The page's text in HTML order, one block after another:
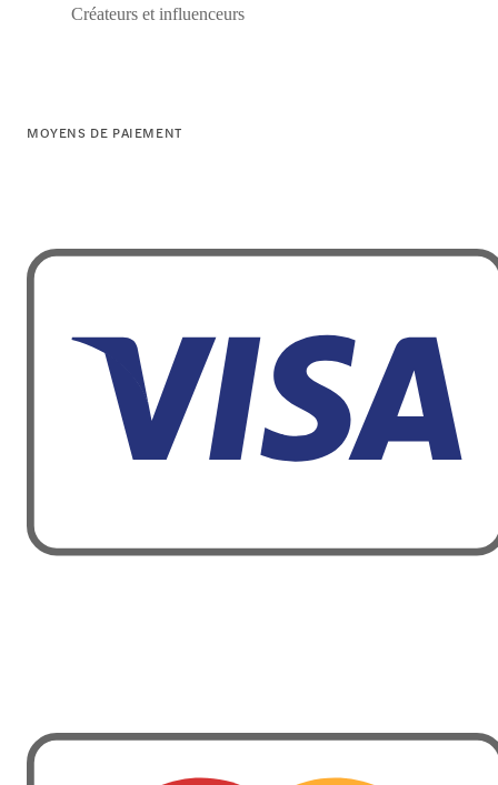
Créateurs et influenceurs
MOYENS DE PAIEMENT